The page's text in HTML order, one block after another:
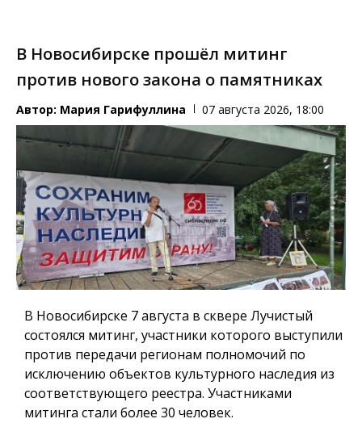
В Новосибирске прошёл митинг
против нового закона о памятниках
Автор: Мария Гарифуллина 07 августа 2026, 18:00
В Новосибирске 7 августа в сквере Лучистый
состоялся митинг, участники которого выступили
против передачи регионам полномочий по
исключению объектов культурного наследия из
соответствующего реестра. Участниками
митинга стали более 30 человек.